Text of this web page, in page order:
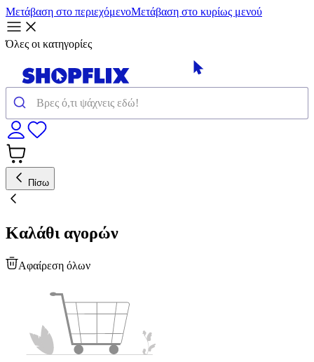
Μετάβαση στο περιεχόμενοΜετάβαση στο κυρίως μενού
Όλες οι κατηγορίες
Πίσω
Καλάθι αγορών
Αφαίρεση όλων